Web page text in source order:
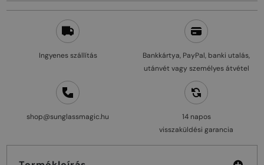
Ingyenes szállítás
Bankkártya, PayPal, banki utalás,
utánvét vagy személyes átvétel
shop@sunglassmagic.hu
14 napos
visszaküldési garancia